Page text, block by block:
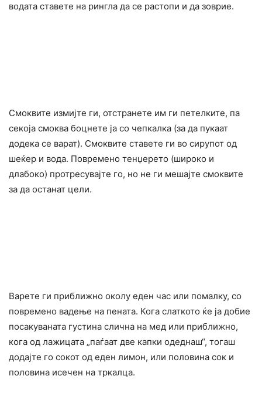
водата ставете на рингла да се растопи и да зоврие.
Смоквите измијте ги, отстранете им ги петелките, па
секоја смоква боцнете ја со чепкалка (за да пукаат
додека се варат). Смоквите ставете ги во сирупот од
шеќер и вода. Повремено тенџерето (широко и
длабоко) протресувајте го, но не ги мешајте смоквите
за да останат цели.
Варете ги приближно околу еден час или помалку, со
повремено вадење на пената. Кога слаткото ќе ја добие
посакуваната густина слична на мед или приближно,
кога од лажицата „паѓаат две капки одеднаш“, тогаш
додајте го сокот од еден лимон, или половина сок и
половина исечен на тркалца.